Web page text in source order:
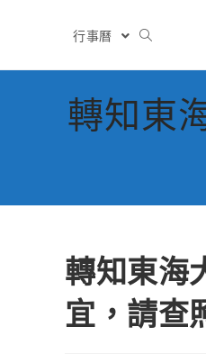
行事曆
轉知東
轉知東海
宜，請查